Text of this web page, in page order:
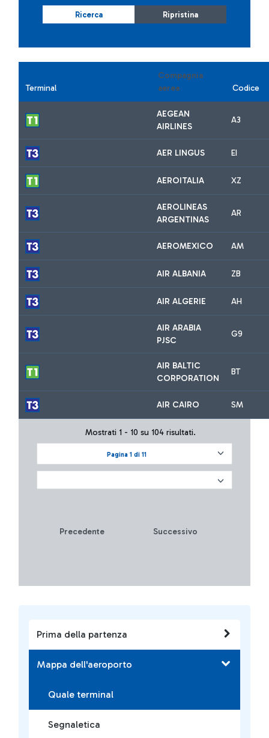
Prima della partenza
Mappa dell'aeroporto
Quale terminal
Segnaletica
Ricerca Ripristina
Terminal
Compagnia
aerea
Codice
AEGEAN
AIRLINES
A3
AER LINGUS EI
AEROITALIA XZ
AEROLINEAS
ARGENTINAS
AR
AEROMEXICO AM
AIR ALBANIA ZB
AIR ALGERIE AH
AIR ARABIA
PJSC
G9
AIR BALTIC
CORPORATION
BT
AIR CAIRO SM
Pagina 1 di 11
Mostrati 1 - 10 su 104 risultati.
Precedente Successivo